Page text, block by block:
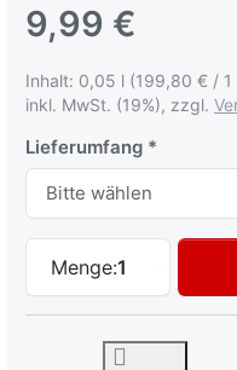
9,99 €
Inhalt: 0,05 l (199,80 € / 1
inkl. MwSt. (19%), zzgl.
Lieferumfang
Menge:1